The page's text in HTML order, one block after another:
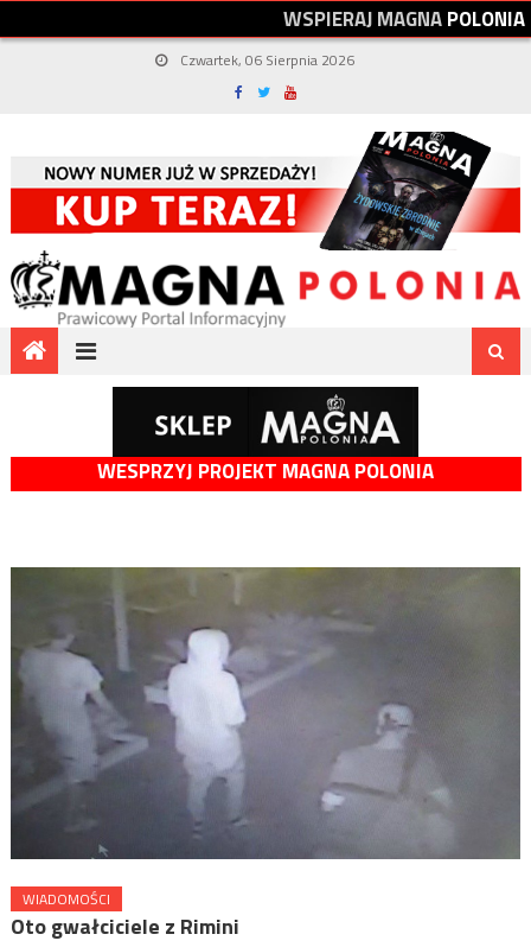
WSPIERAJMAGNAPOLONIA
Czwartek, 06 Sierpnia 2026
WESPRZYJ PROJEKT MAGNA POLONIA
WIADOMOŚCI
Oto gwałciciele z Rimini